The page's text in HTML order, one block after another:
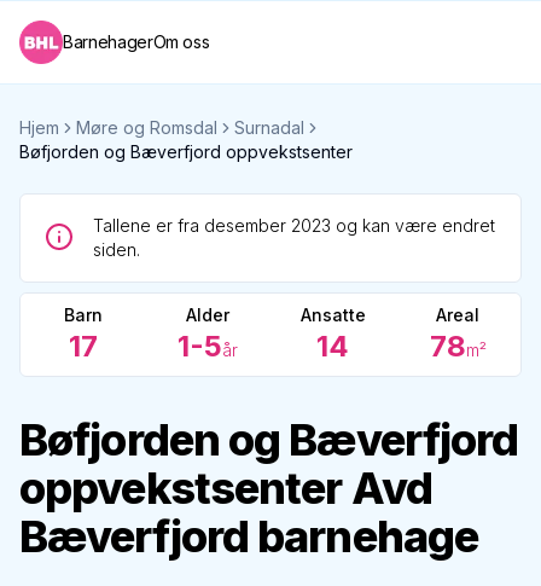
BarnehagerOm oss
Hjem Møre og Romsdal
Surnadal
Bøfjorden og Bæverfjord oppvekstsenter
Tallene er fra desember 2023 og kan være endret
siden.
Barn
17
Alder
1-5år
Ansatte
14
Areal
78m²
Bøfjorden og Bæverfjord
oppvekstsenter Avd
Bæverfjord barnehage